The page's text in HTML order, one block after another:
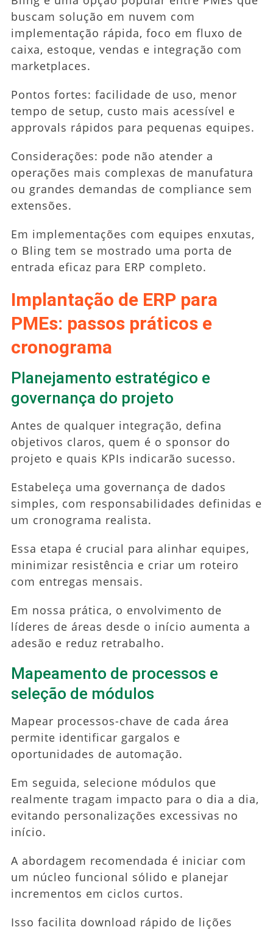
buscam solução em nuvem com
implementação rápida, foco em fluxo de
caixa, estoque, vendas e integração com
marketplaces.
Pontos fortes: facilidade de uso, menor
tempo de setup, custo mais acessível e
approvals rápidos para pequenas equipes.
Considerações: pode não atender a
operações mais complexas de manufatura
ou grandes demandas de compliance sem
extensões.
Em implementações com equipes enxutas,
o Bling tem se mostrado uma porta de
entrada eficaz para ERP completo.
Implantação de ERP para
PMEs: passos práticos e
cronograma
Planejamento estratégico e
governança do projeto
Antes de qualquer integração, defina
objetivos claros, quem é o sponsor do
projeto e quais KPIs indicarão sucesso.
Estabeleça uma governança de dados
simples, com responsabilidades definidas e
um cronograma realista.
Essa etapa é crucial para alinhar equipes,
minimizar resistência e criar um roteiro
com entregas mensais.
Em nossa prática, o envolvimento de
líderes de áreas desde o início aumenta a
adesão e reduz retrabalho.
Mapeamento de processos e
seleção de módulos
Mapear processos-chave de cada área
permite identificar gargalos e
oportunidades de automação.
Em seguida, selecione módulos que
realmente tragam impacto para o dia a dia,
evitando personalizações excessivas no
início.
A abordagem recomendada é iniciar com
um núcleo funcional sólido e planejar
incrementos em ciclos curtos.
Isso facilita download rápido de lições